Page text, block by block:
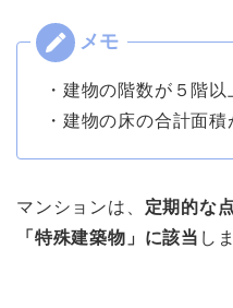
・建物の階数が５階以
・建物の床の合計面
マンションは、 定期的な
「特殊建築物」に該当 し